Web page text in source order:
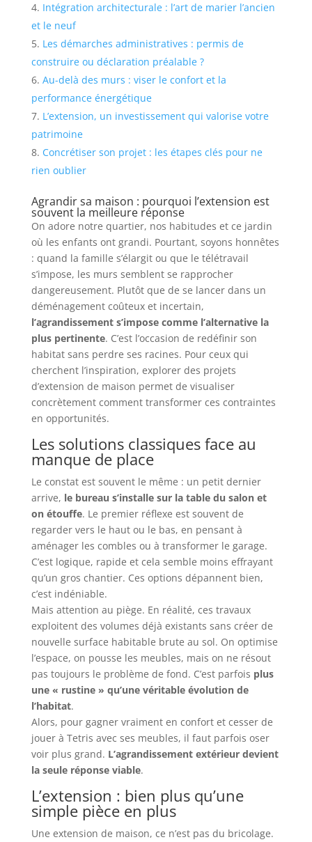
Intégration architecturale : l’art de marier l’ancien
et le neuf
Les démarches administratives : permis de
construire ou déclaration préalable ?
Au-delà des murs : viser le confort et la
performance énergétique
L’extension, un investissement qui valorise votre
patrimoine
Concrétiser son projet : les étapes clés pour ne
rien oublier
Agrandir sa maison : pourquoi l’extension est
souvent la meilleure réponse
On adore notre quartier, nos habitudes et ce jardin
où les enfants ont grandi. Pourtant, soyons honnêtes
: quand la famille s’élargit ou que le télétravail
s’impose, les murs semblent se rapprocher
dangereusement. Plutôt que de se lancer dans un
déménagement coûteux et incertain,
l’agrandissement s’impose comme l’alternative la
plus pertinente. C’est l’occasion de redéfinir son
habitat sans perdre ses racines. Pour ceux qui
cherchent l’inspiration, explorer des projets
d’extension de maison permet de visualiser
concrètement comment transformer ces contraintes
en opportunités.
Les solutions classiques face au
manque de place
Le constat est souvent le même : un petit dernier
arrive, le bureau s’installe sur la table du salon et
on étouffe. Le premier réflexe est souvent de
regarder vers le haut ou le bas, en pensant à
aménager les combles ou à transformer le garage.
C’est logique, rapide et cela semble moins effrayant
qu’un gros chantier. Ces options dépannent bien,
c’est indéniable.
Mais attention au piège. En réalité, ces travaux
exploitent des volumes déjà existants sans créer de
nouvelle surface habitable brute au sol. On optimise
l’espace, on pousse les meubles, mais on ne résout
pas toujours le problème de fond. C’est parfois plus
une « rustine » qu’une véritable évolution de
l’habitat.
Alors, pour gagner vraiment en confort et cesser de
jouer à Tetris avec ses meubles, il faut parfois oser
voir plus grand. L’agrandissement extérieur devient
la seule réponse viable.
L’extension : bien plus qu’une
simple pièce en plus
Une extension de maison, ce n’est pas du bricolage.